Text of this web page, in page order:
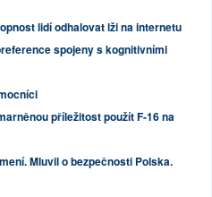
lidí odhalovat lži na internetu
spojeny s kognitivními
příležitost použít F-16 na
Mluvil o bezpečnosti Polska.